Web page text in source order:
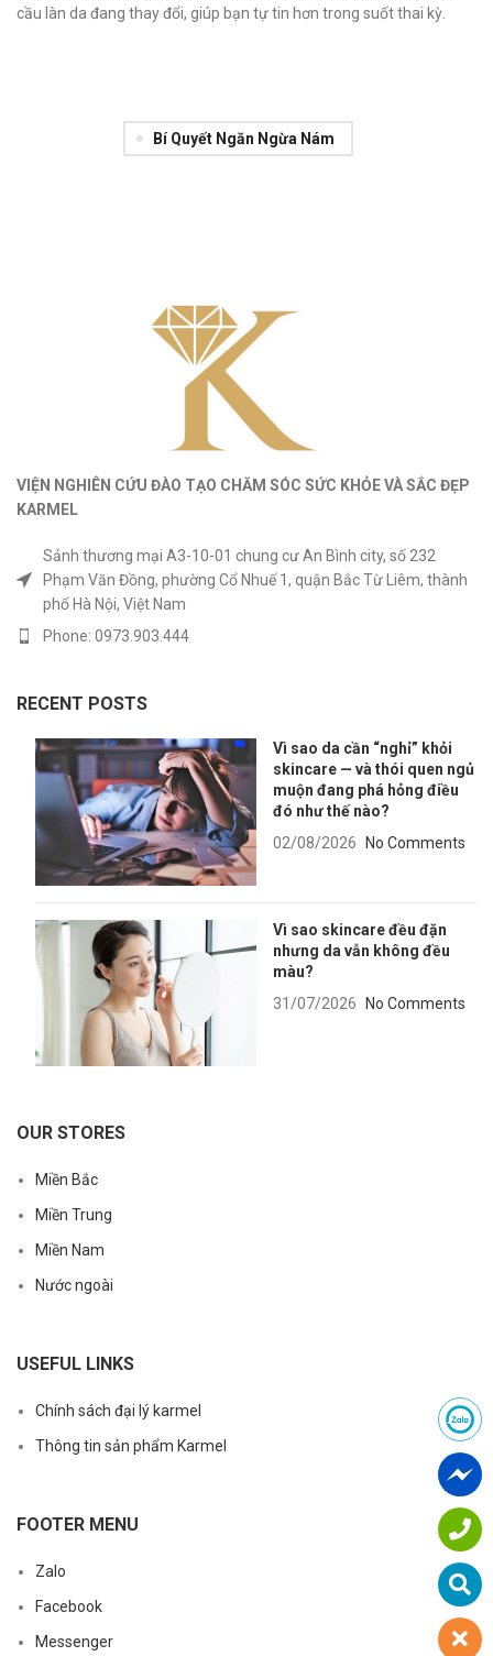
cầu làn da đang thay đổi, giúp bạn tự tin hơn trong suốt thai kỳ.
Bí Quyết Ngăn Ngừa Nám
VIỆN NGHIÊN CỨU ĐÀO TẠO CHĂM SÓC SỨC KHỎEVÀSẮC ĐẸP
KARMEL
Sảnh thương mại A3-10-01 chung cư An Bình city, số 232
Phạm Văn Đồng, phường Cổ Nhuế 1, quận Bắc Từ Liêm, thành
phố Hà Nội, Việt Nam
Phone: 0973.903.444
RECENT POSTS
Vì sao da cần “nghỉ” khỏi
skincare — và thói quen ngủ
muộn đang phá hỏng điều
đó như thế nào?
02/08/2026
No Comments
Vì sao skincare đều đặn
nhưng da vẫn không đều
màu?
31/07/2026
No Comments
OUR STORES
Miền Bắc
Miền Trung
Miền Nam
Nước ngoài
USEFUL LINKS
Chính sách đại lý karmel
Thông tin sản phẩm Karmel
FOOTER MENU
Zalo
Facebook
Messenger